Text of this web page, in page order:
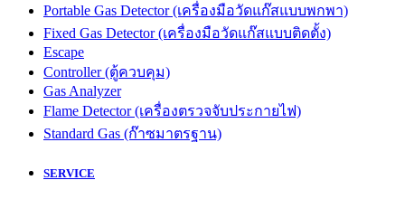
Portable Gas Detector (เครื่องมือวัดแก๊สแบบพกพา)
Fixed Gas Detector (เครื่องมือวัดแก๊สแบบติดตั้ง)
Escape
Controller (ตู้ควบคุม)
Gas Analyzer
Flame Detector (เครื่องตรวจจับประกายไฟ)
Standard Gas (ก๊าซมาตรฐาน)
SERVICE